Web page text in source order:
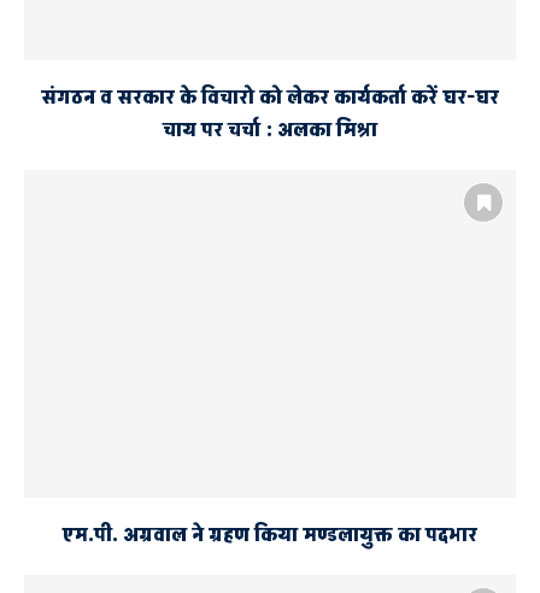
संगठन व सरकार के विचारो को लेकर कार्यकर्ता करें घर-घर
चाय पर चर्चा : अलका मिश्रा
एम.पी. अग्रवाल ने ग्रहण किया मण्डलायुक्त का पदभार